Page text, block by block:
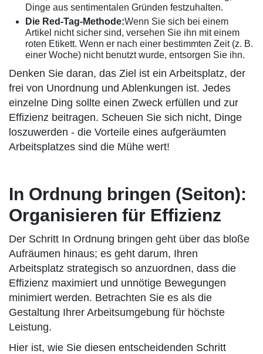
Dinge aus sentimentalen Gründen festzuhalten.
Die Red-Tag-Methode:Wenn Sie sich bei einem
Artikel nicht sicher sind, versehen Sie ihn mit einem
roten Etikett. Wenn er nach einer bestimmten Zeit (z. B.
einer Woche) nicht benutzt wurde, entsorgen Sie ihn.
Denken Sie daran, das Ziel ist ein Arbeitsplatz, der
frei von Unordnung und Ablenkungen ist. Jedes
einzelne Ding sollte einen Zweck erfüllen und zur
Effizienz beitragen. Scheuen Sie sich nicht, Dinge
loszuwerden - die Vorteile eines aufgeräumten
Arbeitsplatzes sind die Mühe wert!
In Ordnung bringen (Seiton):
Organisieren für Effizienz
Der Schritt In Ordnung bringen geht über das bloße
Aufräumen hinaus; es geht darum, Ihren
Arbeitsplatz strategisch so anzuordnen, dass die
Effizienz maximiert und unnötige Bewegungen
minimiert werden. Betrachten Sie es als die
Gestaltung Ihrer Arbeitsumgebung für höchste
Leistung.
Hier ist, wie Sie diesen entscheidenden Schritt